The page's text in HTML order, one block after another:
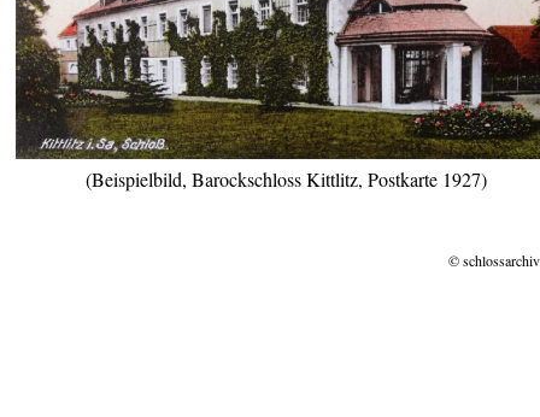
(Beispielbild, Barockschloss Kittlitz, Postkarte 1927)
©